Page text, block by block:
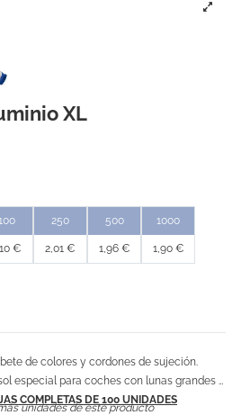
XL
€
250
2,01 €
500
1,96 €
1000
1,90 €
de colores y cordones de sujeción.
especial para coches con lunas grandes y
COMPLETAS DE 100 UNIDADES
unidades de este producto